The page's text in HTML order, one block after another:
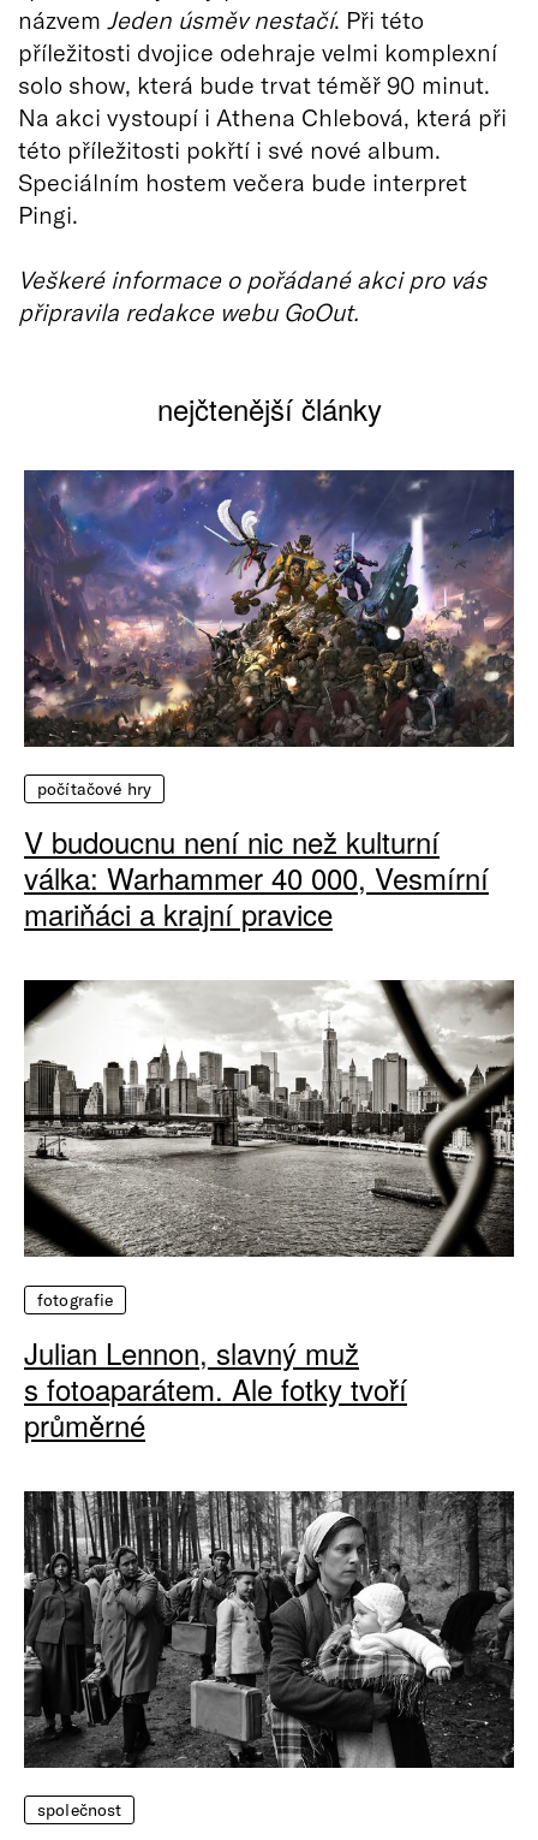
názvem Jeden úsměv nestačí. Při této
příležitosti dvojice odehraje velmi komplexní
solo show, která bude trvat téměř 90 minut.
Na akci vystoupí i Athena Chlebová, která při
této příležitosti pokřtí i své nové album.
Speciálním hostem večera bude interpret
Pingi.
Veškeré informace o pořádané akci pro vás
připravila redakce webu GoOut.
nejčtenější články
počítačové hry
V budoucnu není nic než kulturní
válka: Warhammer 40 000, Vesmírní
mariňáci a krajní pravice
fotografie
Julian Lennon, slavný muž
s fotoaparátem. Ale fotky tvoří
průměrné
společnost